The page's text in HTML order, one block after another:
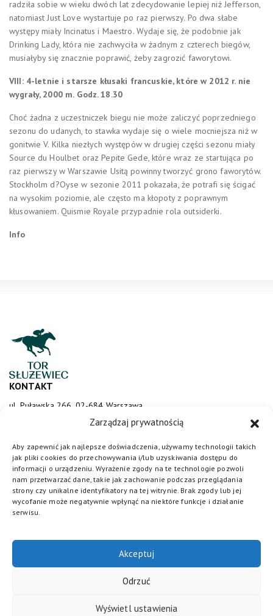
Zarządzaj prywatnością
Aby zapewnić jak najlepsze doświadczenia, używamy technologii takich
jak pliki cookies do przechowywania i/lub uzyskiwania dostępu do
informacji o urządzeniu. Wyrażenie zgody na te technologie pozwoli
nam przetwarzać dane, takie jak zachowanie podczas przeglądania
strony czy unikalne identyfikatory na tej witrynie. Brak zgody lub jej
wycofanie może negatywnie wpłynąć na niektóre funkcje i działanie
serwisu.
Akceptuj
Odrzuć
Wyświetl ustawienia
radziła sobie w wieku dwóch lat zdecydowanie lepiej niż Jefferson,
natomiast Just Love wystartuje po raz pierwszy. Po dwa słabe
występy miały Incinatus i Maestro. Wydaje się, że podobnie jak
Drinking Lady, która nie zachwyciła w żadnym z czterech biegów,
musiałyby się znacznie poprawić, żeby zagrozić faworytowi.
VIII: 4-letnie i starsze kłusaki francuskie, które w 2012 r. nie
wygrały, 2000 m. Godz. 18.30
Choć żadna z uczestniczek biegu nie może zaliczyć poprzedniego
sezonu do udanych, to stawka wydaje się o wiele mocniejsza niż w
gonitwie V. Kilka niezłych występów w drugiej części sezonu miały
Source du Houlbet oraz Pepite Gede, które wraz ze startująca po
raz pierwszy w Warszawie Usitą powinny tworzyć grono faworytów.
Stockholm d?Oyse w sezonie 2011 pokazała, że potrafi się ścigać
na wysokim poziomie, ale często ma kłopoty z poprawnym
kłusowaniem. Quismie Royale przypadnie rola outsiderki.
Info
KONTAKT
ul. Puławska 266, 02-684 Warszawa
sluzewiec@totalizator.pl
KONTAKT DLA MEDIÓW
media@torsluzewiec.pl
DOŁĄCZ DO NAS